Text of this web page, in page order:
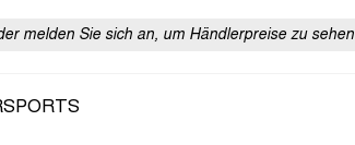
melden Sie sich an, um Händlerpreise zu sehen